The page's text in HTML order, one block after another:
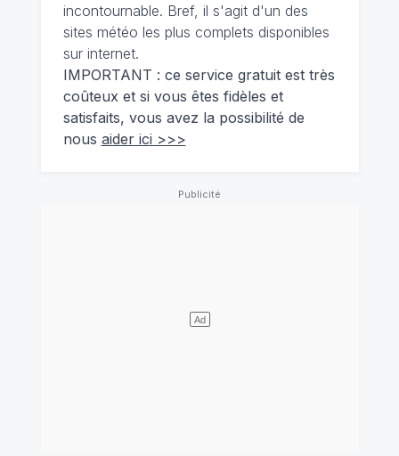
incontournable. Bref, il s'agit d'un des
sites météo les plus complets disponibles
sur internet.
IMPORTANT : ce service gratuit est très
coûteux et si vous êtes fidèles et
satisfaits, vous avez la possibilité de
nous aider ici >>>